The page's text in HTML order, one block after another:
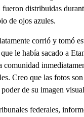
distribuidas
de ojos azules.
corrió y tomó
le había sacado a
comunidad
Creo que las fotos
de su imagen
federales,